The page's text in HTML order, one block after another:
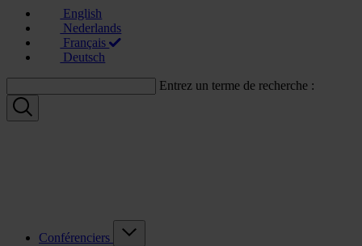
English
Nederlands
Français
Deutsch
Entrez un terme de recherche :
Conférenciers